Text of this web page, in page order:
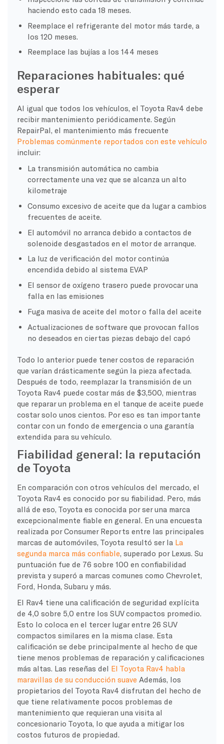
haciendo esto cada 18 meses.
Reemplace el refrigerante del motor más tarde, a
los 120 meses.
Reemplace las bujías a los 144 meses
Reparaciones habituales: qué
esperar
Al igual que todos los vehículos, el Toyota Rav4 debe
recibir mantenimiento periódicamente. Según
RepairPal, el mantenimiento más frecuente
Problemas comúnmente reportados con este vehículo
incluir:
La transmisión automática no cambia
correctamente una vez que se alcanza un alto
kilometraje
Consumo excesivo de aceite que da lugar a cambios
frecuentes de aceite.
El automóvil no arranca debido a contactos de
solenoide desgastados en el motor de arranque.
La luz de verificación del motor continúa
encendida debido al sistema EVAP
El sensor de oxígeno trasero puede provocar una
falla en las emisiones
Fuga masiva de aceite del motor o falla del aceite
Actualizaciones de software que provocan fallos
no deseados en ciertas piezas debajo del capó
Todo lo anterior puede tener costos de reparación
que varían drásticamente según la pieza afectada.
Después de todo, reemplazar la transmisión de un
Toyota Rav4 puede costar más de $3,500, mientras
que reparar un problema en el tanque de aceite puede
costar solo unos cientos. Por eso es tan importante
contar con un fondo de emergencia o una garantía
extendida para su vehículo.
Fiabilidad general: la reputación
de Toyota
En comparación con otros vehículos del mercado, el
Toyota Rav4 es conocido por su fiabilidad. Pero, más
allá de eso, Toyota es conocida por ser una marca
excepcionalmente fiable en general. En una encuesta
realizada por Consumer Reports entre las principales
marcas de automóviles, Toyota resultó ser la La
segunda marca más confiable, superado por Lexus. Su
puntuación fue de 76 sobre 100 en confiabilidad
prevista y superó a marcas comunes como Chevrolet,
Ford, Honda, Subaru y más.
El Rav4 tiene una calificación de seguridad explícita
de 4,0 sobre 5,0 entre los SUV compactos promedio.
Esto lo coloca en el tercer lugar entre 26 SUV
compactos similares en la misma clase. Esta
calificación se debe principalmente al hecho de que
tiene menos problemas de reparación y calificaciones
más altas. Las reseñas del El Toyota Rav4 habla
maravillas de su conducción suave Además, los
propietarios del Toyota Rav4 disfrutan del hecho de
que tiene relativamente pocos problemas de
mantenimiento que requieran una visita al
concesionario Toyota, lo que ayuda a mitigar los
costos futuros de propiedad.